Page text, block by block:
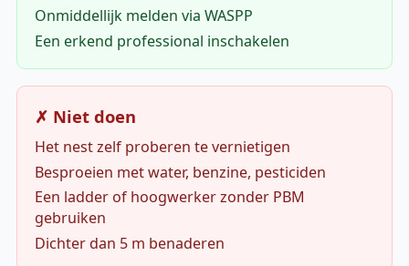
Onmiddellijk melden via WASPP
Een erkend professional inschakelen
✗ Niet doen
Het nest zelf proberen te vernietigen
Besproeien met water, benzine, pesticiden
Een ladder of hoogwerker zonder PBM
gebruiken
Dichter dan 5 m benaderen